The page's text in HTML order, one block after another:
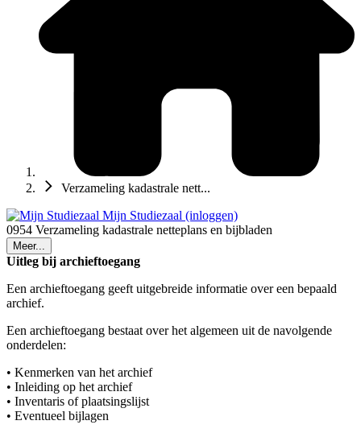
Verzameling kadastrale nett...
Mijn Studiezaal (inloggen)
0954 Verzameling kadastrale netteplans en bijbladen
Meer...
Uitleg bij archieftoegang
Een archieftoegang geeft uitgebreide informatie over een bepaald
archief.
Een archieftoegang bestaat over het algemeen uit de navolgende
onderdelen:
• Kenmerken van het archief
• Inleiding op het archief
• Inventaris of plaatsingslijst
• Eventueel bijlagen